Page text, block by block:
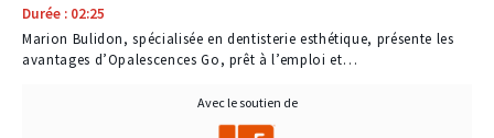
Durée : 02:25
Marion Bulidon, spécialisée en dentisterie esthétique, présente les
avantages d’Opalescences Go, prêt à l’emploi et…
Avec le soutien de